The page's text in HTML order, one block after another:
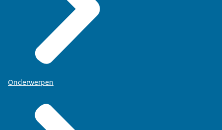
Onderwerpen